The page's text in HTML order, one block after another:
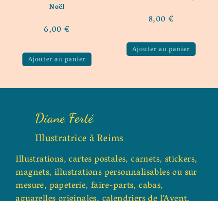
Noël
6,00€
Ajouter au panier
8,00 €
Ajouter au panier
Diane Ferté
Illustratrice à Reims
Illustrations, cartes postales, carnets, stickers,
magnets, illustrations personnalisables ou sur
mesure, papeterie, faire-parts, cabas,